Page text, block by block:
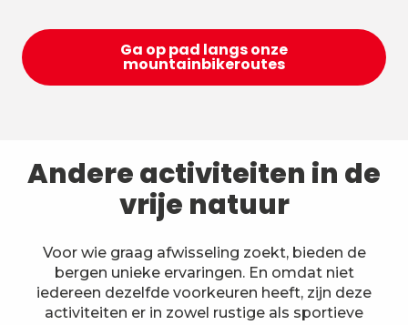
Ga op pad langs onze
mountainbikeroutes
Andere activiteiten in de
vrije natuur
Voor wie graag afwisseling zoekt, bieden de
bergen unieke ervaringen. En omdat niet
iedereen dezelfde voorkeuren heeft, zijn deze
activiteiten er in zowel rustige als sportieve